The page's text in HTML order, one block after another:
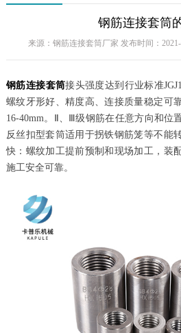
钢筋连接套筒
来源：钢筋连接套筒厂家 发布时间：
钢筋连接套筒接头强度达到行业标准
螺纹牙形好、精度高、连接质量稳定可
16-40mm。Ⅱ、Ⅲ级钢筋在任意方向和位
反丝扣型套筒适用于拐铁钢筋笼等不能
快：螺纹加工提前预制和现场加工，装
施工安全可靠。